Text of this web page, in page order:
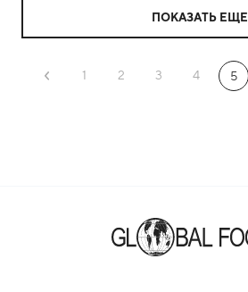
ПОКАЗАТЬ ЕЩЕ
1 2 3 4 5